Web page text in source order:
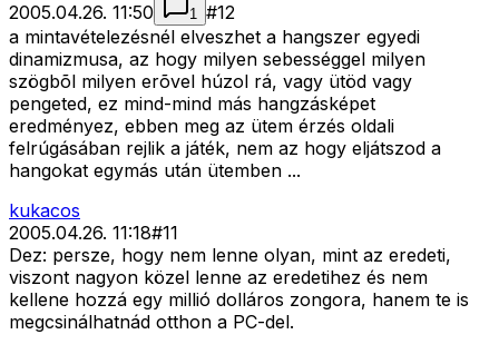
2005.04.26. 11:50
1 #12
a mintavételezésnél elveszhet a hangszer egyedi
dinamizmusa, az hogy milyen sebességgel milyen
szögbõl milyen erõvel húzol rá, vagy ütöd vagy
pengeted, ez mind-mind más hangzásképet
eredményez, ebben meg az ütem érzés oldali
felrúgásában rejlik a játék, nem az hogy eljátszod a
hangokat egymás után ütemben ...
kukacos
2005.04.26. 11:18#11
Dez: persze, hogy nem lenne olyan, mint az eredeti,
viszont nagyon közel lenne az eredetihez és nem
kellene hozzá egy millió dolláros zongora, hanem te is
megcsinálhatnád otthon a PC-del.